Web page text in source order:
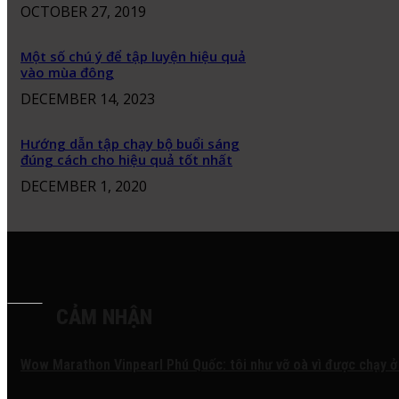
OCTOBER 27, 2019
Một số chú ý để tập luyện hiệu quả
vào mùa đông
DECEMBER 14, 2023
Hướng dẫn tập chạy bộ buổi sáng
đúng cách cho hiệu quả tốt nhất
DECEMBER 1, 2020